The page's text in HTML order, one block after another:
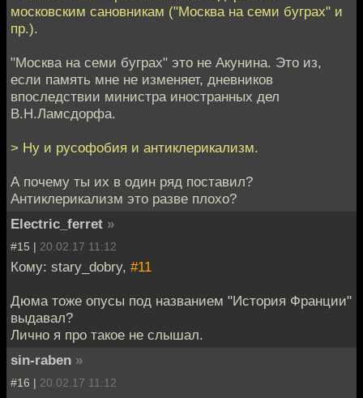
московским сановникам ("Москва на семи буграх" и
пр.).
"Москва на семи буграх" это не Акунина. Это из,
если память мне не изменяет, дневников
впоследствии министра иностранных дел
В.Н.Ламсдорфа.
> Ну и русофобия и антиклерикализм.
А почему ты их в один ряд поставил?
Антиклерикализм это разве плохо?
Electric_ferret »
#15 | 20.02.17 11:12
Кому: stary_dobry, #11
Дюма тоже опусы под названием "История Франции"
выдавал?
Лично я про такое не слышал.
sin-raben »
#16 | 20.02.17 11:12